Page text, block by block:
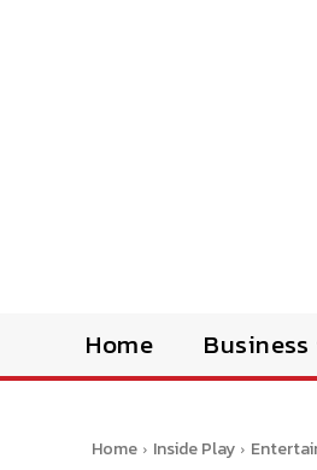
Home Business
Home Inside Play